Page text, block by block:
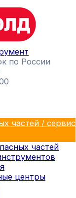
по России
частей / сервис
частей
центры